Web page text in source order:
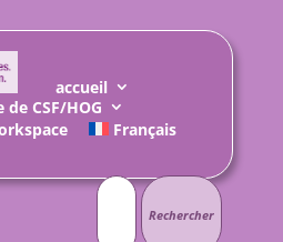
accueil
de CSF/HOG
Français
Rechercher :